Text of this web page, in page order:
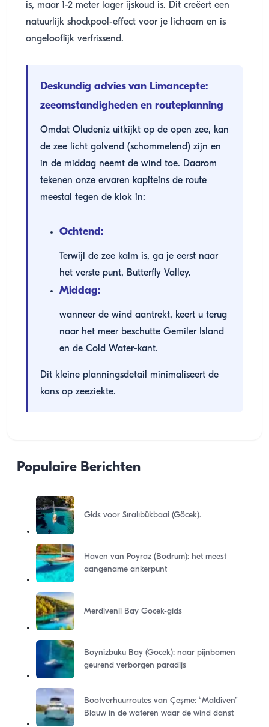
is, maar 1-2 meter lager ijskoud is. Dit creëert een
natuurlijk shockpool-effect voor je lichaam en is
ongelooflijk verfrissend.
Deskundig advies van Limancepte:
zeeomstandigheden en routeplanning
Omdat Oludeniz uitkijkt op de open zee, kan
de zee licht golvend (schommelend) zijn en
in de middag neemt de wind toe. Daarom
tekenen onze ervaren kapiteins de route
meestal tegen de klok in:
Ochtend:
Terwijl de zee kalm is, ga je eerst naar
het verste punt, Butterfly Valley.
Middag:
wanneer de wind aantrekt, keert u terug
naar het meer beschutte Gemiler Island
en de Cold Water-kant.
Dit kleine planningsdetail minimaliseert de
kans op zeeziekte.
Populaire Berichten
Gids voor Sıralıbükbaai (Göcek).
Haven van Poyraz (Bodrum): het meest
aangename ankerpunt
Merdivenli Bay Gocek-gids
Boynizbuku Bay (Gocek): naar pijnbomen
geurend verborgen paradijs
Bootverhuurroutes van Çeşme: “Maldiven”
Blauw in de wateren waar de wind danst